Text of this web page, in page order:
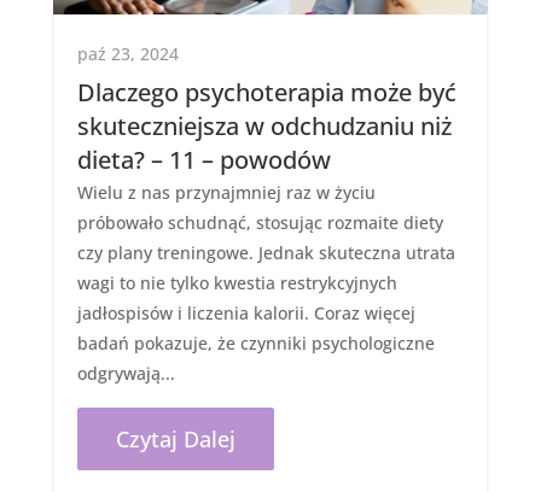
Dlaczego psychoterapia może być
skuteczniejsza w odchudzaniu niż
dieta? – 11 – powodów
paź 23, 2024
Wielu z nas przynajmniej raz w życiu
próbowało schudnąć, stosując rozmaite diety
czy plany treningowe. Jednak skuteczna utrata
wagi to nie tylko kwestia restrykcyjnych
jadłospisów i liczenia kalorii. Coraz więcej
badań pokazuje, że czynniki psychologiczne
odgrywają...
Czytaj Dalej